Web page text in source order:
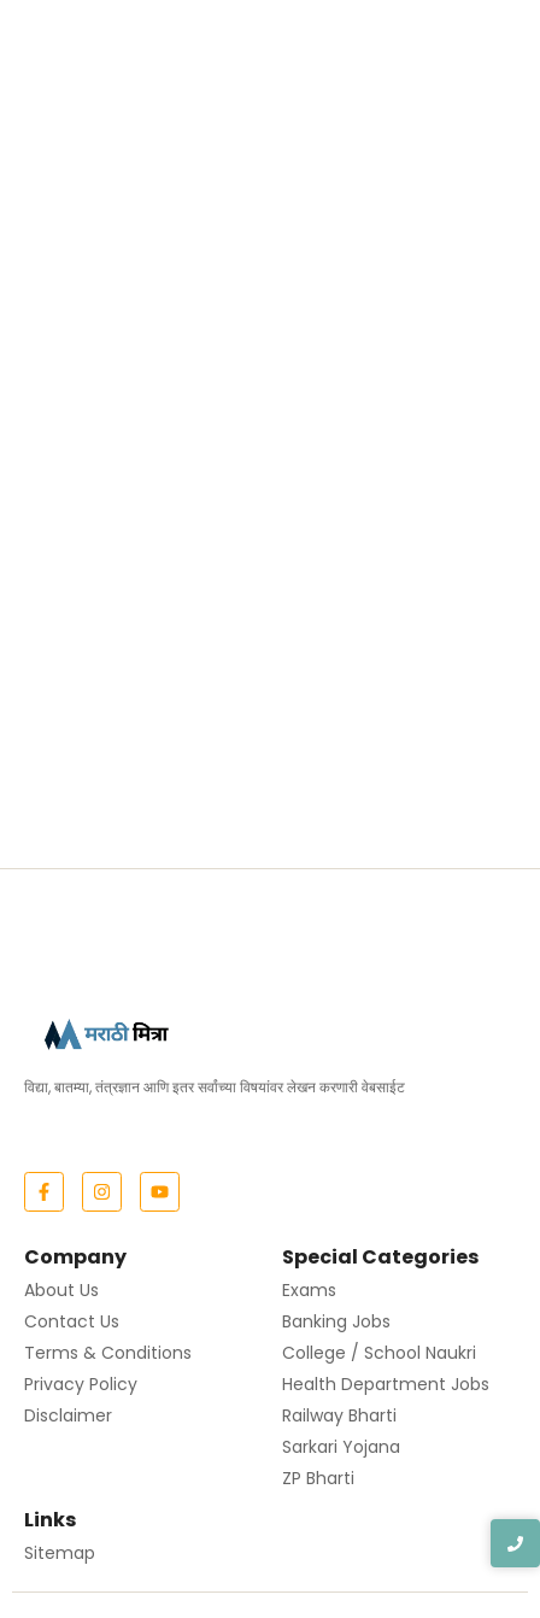
विद्या, बातम्या, तंत्रज्ञान आणि इतर सर्वांच्या विषयांवर लेखन करणारी वेबसाईट
Company
About Us
Contact Us
Terms & Conditions
Privacy Policy
Disclaimer
Special Categories
Exams
Banking Jobs
College / School Naukri
Health Department Jobs
Railway Bharti
Sarkari Yojana
ZP Bharti
Links
Sitemap